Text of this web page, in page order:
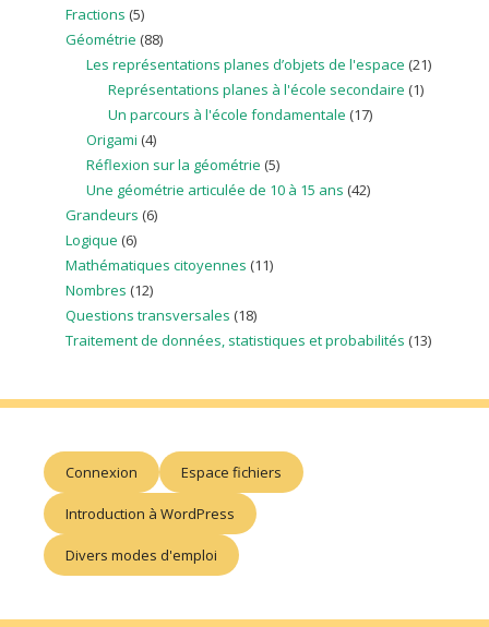
Fractions (5)
Géométrie (88)
Les représentations planes d’objets de l'espace (21)
Représentations planes à l'école secondaire (1)
Un parcours à l'école fondamentale (17)
Origami (4)
Réflexion sur la géométrie (5)
Une géométrie articulée de 10 à 15 ans (42)
Grandeurs (6)
Logique (6)
Mathématiques citoyennes (11)
Nombres (12)
Questions transversales (18)
Traitement de données, statistiques et probabilités (13)
Connexion Espace fichiers
Introduction à WordPress
Divers modes d'emploi